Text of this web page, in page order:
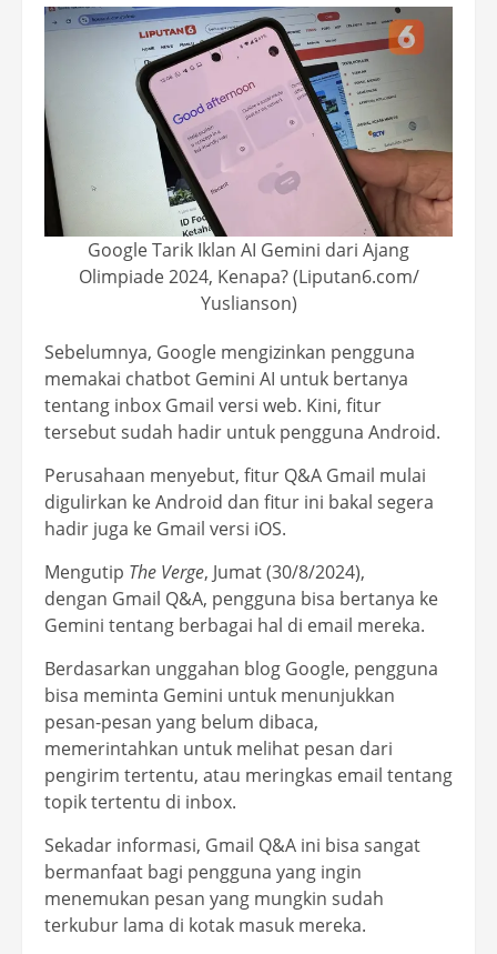
Google Tarik Iklan AI Gemini dari Ajang
Olimpiade 2024, Kenapa? (Liputan6.com/
Yuslianson)
Sebelumnya, Google mengizinkan pengguna
memakai chatbot Gemini AI untuk bertanya
tentang inbox Gmail versi web. Kini, fitur
tersebut sudah hadir untuk pengguna Android.
Perusahaan menyebut, fitur Q&A Gmail mulai
digulirkan ke Android dan fitur ini bakal segera
hadir juga ke Gmail versi iOS.
Mengutip The Verge, Jumat (30/8/2024),
dengan Gmail Q&A, pengguna bisa bertanya ke
Gemini tentang berbagai hal di email mereka.
Berdasarkan unggahan blog Google, pengguna
bisa meminta Gemini untuk menunjukkan
pesan-pesan yang belum dibaca,
memerintahkan untuk melihat pesan dari
pengirim tertentu, atau meringkas email tentang
topik tertentu di inbox.
Sekadar informasi, Gmail Q&A ini bisa sangat
bermanfaat bagi pengguna yang ingin
menemukan pesan yang mungkin sudah
terkubur lama di kotak masuk mereka.